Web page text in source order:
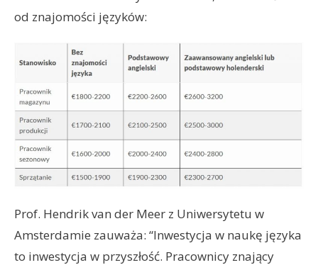
od znajomości języków:
Prof. Hendrik van der Meer z Uniwersytetu w
Amsterdamie zauważa: “Inwestycja w naukę języka
to inwestycja w przyszłość. Pracownicy znający